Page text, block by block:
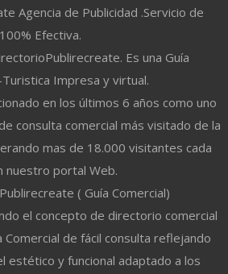
Agencia de Publicidad .Servicio de
Efectiva.
Es una Guía
Turistica Impresa y virtual.
en los últimos 6 años como uno
consulta comercial más visitado de la
mas de 18.000 visitantes cada
nuestro portal Web.
( Guía Comercial)
el concepto de directorio comercial
Comercial de fácil consulta reflejando
estético y funcional adaptado a los